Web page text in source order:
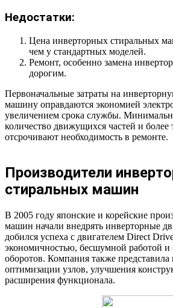
Недостатки:
Цена инверторных стиральных
чем у стандартных моделей.
Ремонт, особенно замена
дорогим.
Первоначальные затраты на
машину оправдаются экономией
увеличением срока службы.
количество движущихся частей и более
отсрочивают необходимость в ремонте.
Производители
стиральных машин
В 2005 году японские и корейские
машин начали внедрять инверторные
добился успеха с двигателем Direct
экономичностью, бесшумной работой
оборотов. Компания также
оптимизации узлов, улучшения
расширения функционала.